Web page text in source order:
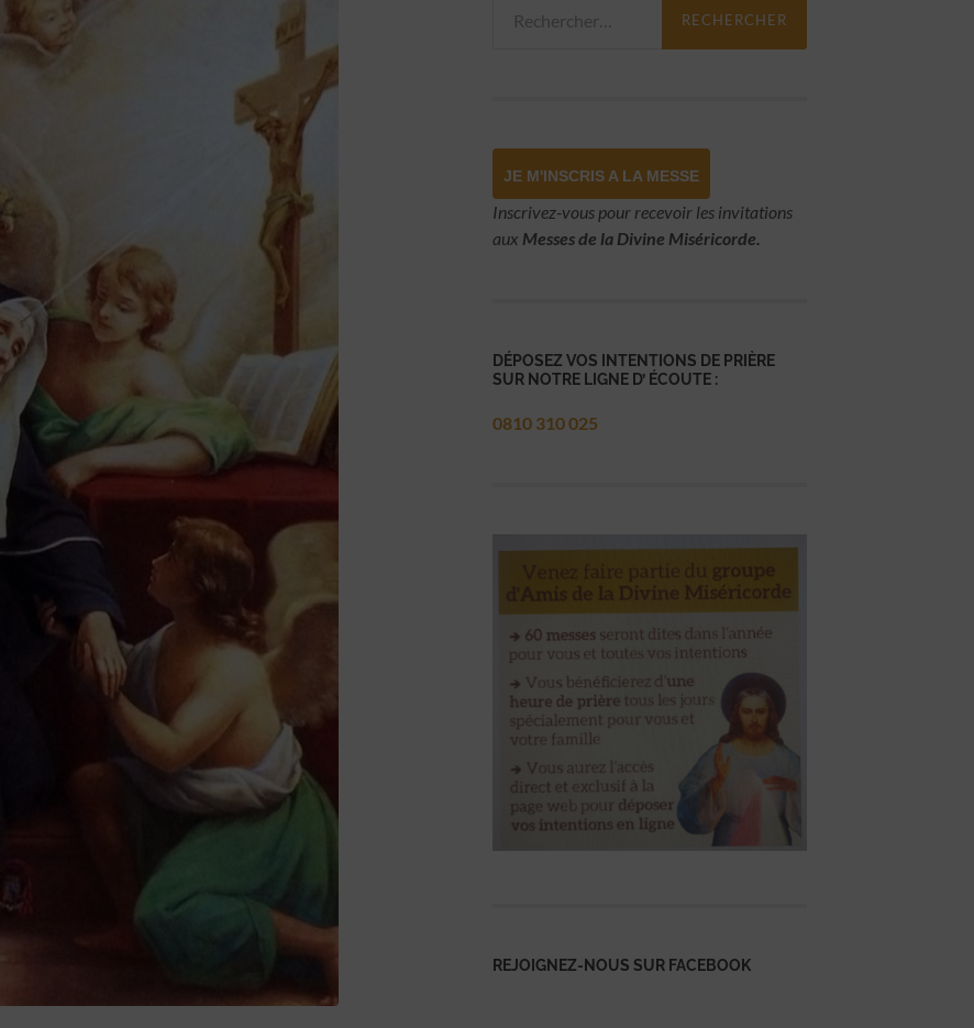
JE M'INSCRIS A LA MESSE
Inscrivez-vous pour recevoir les invitations
aux Messes de la Divine Miséricorde.
DÉPOSEZ VOS INTENTIONS DE PRIÈRE
SUR NOTRE LIGNE D’ ÉCOUTE :
0810 310 025
REJOIGNEZ-NOUS SUR FACEBOOK